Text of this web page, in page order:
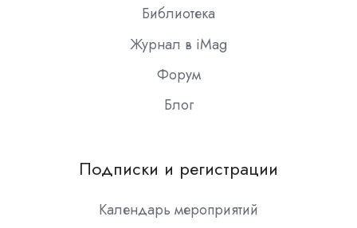
Библиотека
Журнал в iMag
Форум
Блог
Подписки и регистрации
Календарь мероприятий